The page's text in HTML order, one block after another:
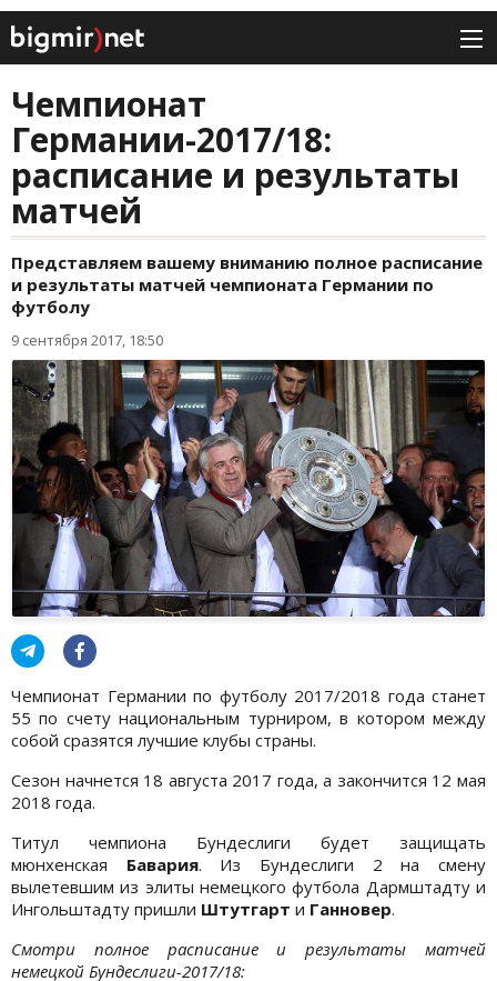
Чемпионат
Германии-2017/18:
расписание и результаты
матчей
Представляем вашему вниманию полное расписание
и результаты матчей чемпионата Германии по
футболу
9 сентября 2017, 18:50
Чемпионат Германии по футболу 2017/2018 года станет
55 по счету национальным турниром, в котором между
собой сразятся лучшие клубы страны.
Сезон начнется 18 августа 2017 года, а закончится 12 мая
2018 года.
Титул чемпиона Бундеслиги будет защищать
мюнхенская Бавария. Из Бундеслиги 2 на смену
вылетевшим из элиты немецкого футбола Дармштадту и
Ингольштадту пришли Штутгарт и Ганновер.
Смотри полное расписание и результаты матчей
немецкой Бундеслиги-2017/18: